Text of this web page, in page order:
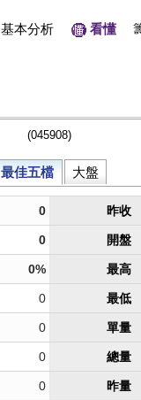
基本分析 看懂